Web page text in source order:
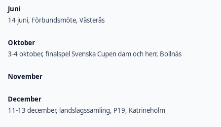
Juni
14 juni, Förbundsmöte, Västerås
Oktober
3-4 oktober, finalspel Svenska Cupen dam och herr, Bollnäs
November
December
11-13 december, landslagssamling, P19, Katrineholm